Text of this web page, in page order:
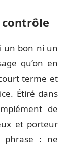
contrôle
un bon ni un
qu’on en
terme et
Étiré dans
de
et porteur
phrase : ne